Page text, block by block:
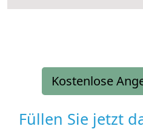
Kostenlose
Füllen Sie jetzt